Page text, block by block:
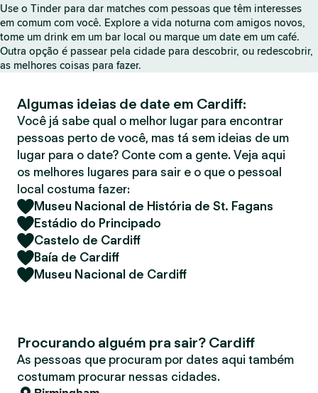
o
T
i
n
r
Use o Tinder para dar matches com pessoas que têm interesses
em comum com você. Explore a vida noturna com amigos novos,
tome um drink em um bar local ou marque um date em um café.
Outra opção é passear pela cidade para descobrir, ou redescobrir,
as melhores coisas para fazer.
Algumas ideias de date em Cardiff:
Você já sabe qual o melhor lugar para encontrar
pessoas perto de você, mas tá sem ideias de um
lugar para o date? Conte com a gente. Veja aqui
os melhores lugares para sair e o que o pessoal
local costuma fazer:
Museu Nacional de História de St. Fagans
Estádio do Principado
Castelo de Cardiff
Baía de Cardiff
Museu Nacional de Cardiff
Procurando alguém pra sair? Cardiff
As pessoas que procuram por dates aqui também
costumam procurar nessas cidades.